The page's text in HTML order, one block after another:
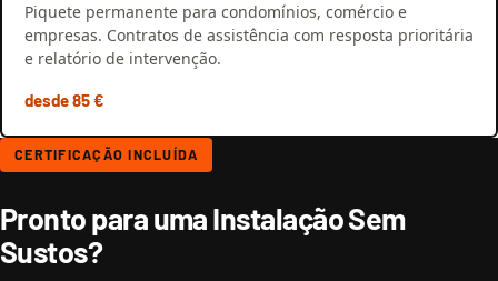
Piquete permanente para condomínios, comércio e
empresas. Contratos de assistência com resposta prioritária
e relatório de intervenção.
desde 85 €
CERTIFICAÇÃO INCLUÍDA
Pronto para uma Instalação Sem
Sustos?